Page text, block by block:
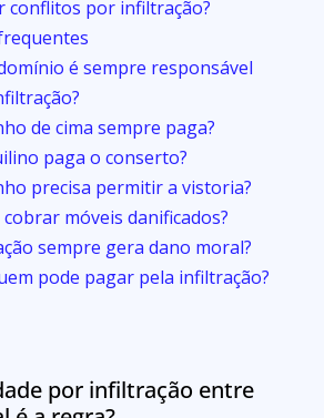
conflitos por infiltração?
é sempre responsável
de cima sempre paga?
paga o conserto?
precisa permitir a vistoria?
cobrar móveis danificados?
sempre gera dano moral?
pode pagar pela infiltração?
por infiltração entre